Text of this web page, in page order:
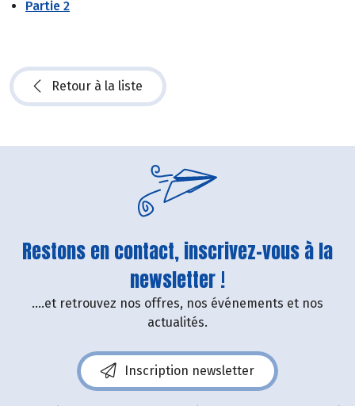
Partie 2
Retour à la liste
Restons en contact, inscrivez-vous à la
newsletter !
....et retrouvez nos offres, nos événements et nos
actualités.
Inscription newsletter